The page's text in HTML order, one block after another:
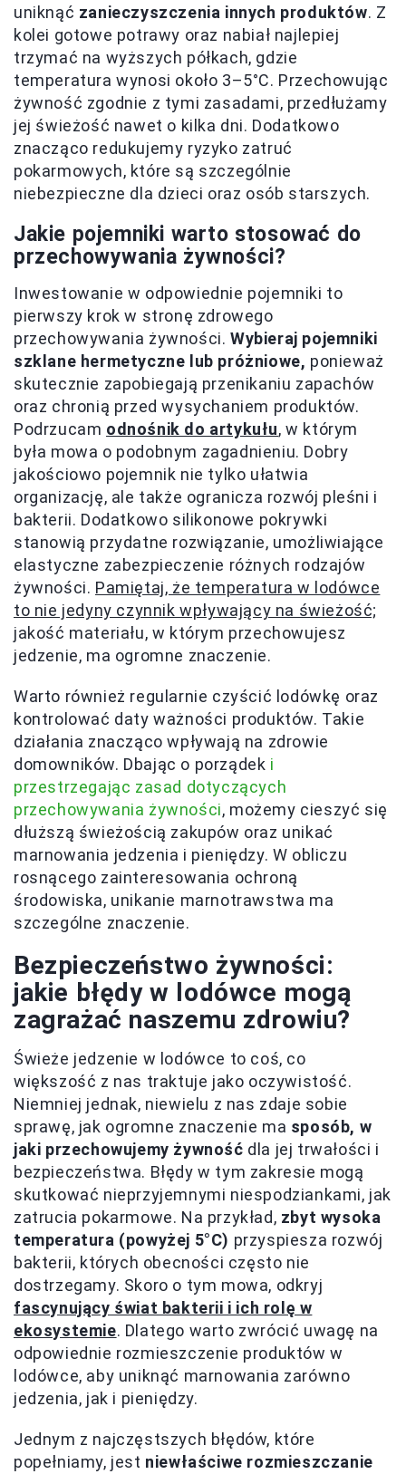
uniknąć zanieczyszczenia innych produktów. Z
kolei gotowe potrawy oraz nabiał najlepiej
trzymać na wyższych półkach, gdzie
temperatura wynosi około 3–5°C. Przechowując
żywność zgodnie z tymi zasadami, przedłużamy
jej świeżość nawet o kilka dni. Dodatkowo
znacząco redukujemy ryzyko zatruć
pokarmowych, które są szczególnie
niebezpieczne dla dzieci oraz osób starszych.
Jakie pojemniki warto stosować do
przechowywania żywności?
Inwestowanie w odpowiednie pojemniki to
pierwszy krok w stronę zdrowego
przechowywania żywności.Wybieraj pojemniki
szklane hermetyczne lub próżniowe, ponieważ
skutecznie zapobiegają przenikaniu zapachów
oraz chronią przed wysychaniem produktów.
Podrzucam odnośnik do artykułu, w którym
była mowa o podobnym zagadnieniu. Dobry
jakościowo pojemnik nie tylko ułatwia
organizację, ale także ogranicza rozwój pleśni i
bakterii. Dodatkowo silikonowe pokrywki
stanowią przydatne rozwiązanie, umożliwiające
elastyczne zabezpieczenie różnych rodzajów
żywności. Pamiętaj, że temperatura w lodówce
to nie jedyny czynnik wpływający na świeżość;
jakość materiału, w którym przechowujesz
jedzenie, ma ogromne znaczenie.
Warto również regularnie czyścić lodówkę oraz
kontrolować daty ważności produktów. Takie
działania znacząco wpływają na zdrowie
domowników. Dbając o porządek i
przestrzegając zasad dotyczących
przechowywania żywności, możemy cieszyć się
dłuższą świeżością zakupów oraz unikać
marnowania jedzenia i pieniędzy. W obliczu
rosnącego zainteresowania ochroną
środowiska, unikanie marnotrawstwa ma
szczególne znaczenie.
Bezpieczeństwo żywności:
jakie błędy w lodówce mogą
zagrażać naszemu zdrowiu?
Świeże jedzenie w lodówce to coś, co
większość z nas traktuje jako oczywistość.
Niemniej jednak, niewielu z nas zdaje sobie
sprawę, jak ogromne znaczenie ma sposób, w
jaki przechowujemy żywność dla jej trwałości i
bezpieczeństwa. Błędy w tym zakresie mogą
skutkować nieprzyjemnymi niespodziankami, jak
zatrucia pokarmowe. Na przykład, zbyt wysoka
temperatura (powyżej 5°C) przyspiesza rozwój
bakterii, których obecności często nie
dostrzegamy. Skoro o tym mowa, odkryj
fascynujący świat bakterii i ich rolę w
ekosystemie. Dlatego warto zwrócić uwagę na
odpowiednie rozmieszczenie produktów w
lodówce, aby uniknąć marnowania zarówno
jedzenia, jak i pieniędzy.
Jednym z najczęstszych błędów, które
popełniamy, jest niewłaściwe rozmieszczanie